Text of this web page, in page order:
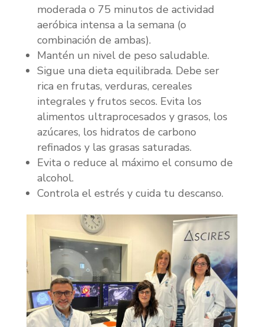
moderada o 75 minutos de actividad
aeróbica intensa a la semana (o
combinación de ambas).
Mantén un nivel de peso saludable.
Sigue una dieta equilibrada. Debe ser
rica en frutas, verduras, cereales
integrales y frutos secos. Evita los
alimentos ultraprocesados y grasos, los
azúcares, los hidratos de carbono
refinados y las grasas saturadas.
Evita o reduce al máximo el consumo de
alcohol.
Controla el estrés y cuida tu descanso.